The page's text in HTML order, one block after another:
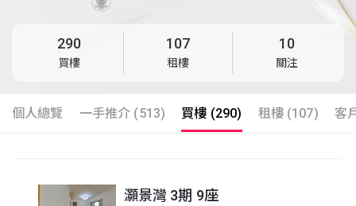
290
買樓
107
租樓
10
關注
個人總覽 一手推介 (513) 買樓 (290) 租樓 (107) 客
灝景灣 3期 9座